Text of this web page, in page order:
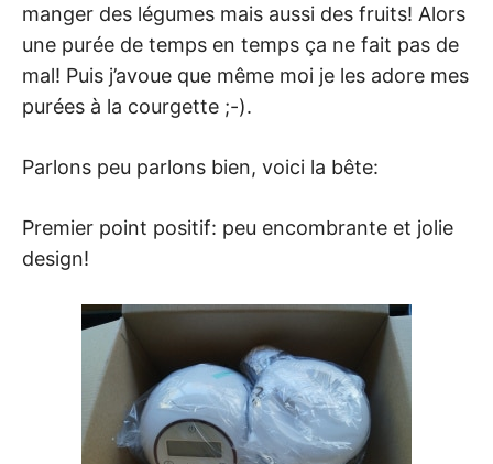
manger des légumes mais aussi des fruits! Alors
une purée de temps en temps ça ne fait pas de
mal! Puis j’avoue que même moi je les adore mes
purées à la courgette ;-).
Parlons peu parlons bien, voici la bête:
Premier point positif: peu encombrante et jolie
design!